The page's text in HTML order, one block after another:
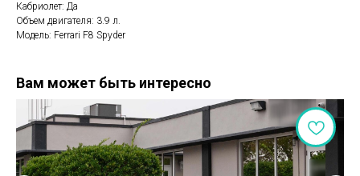
Кабриолет: Да
Объем двигателя: 3.9 л.
Модель: Ferrari F8 Spyder
Вам может быть интересно